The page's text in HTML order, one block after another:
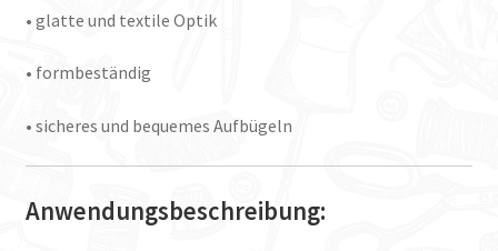
• glatte und textile Optik
• formbeständig
• sicheres und bequemes Aufbügeln
Anwendungsbeschreibung: